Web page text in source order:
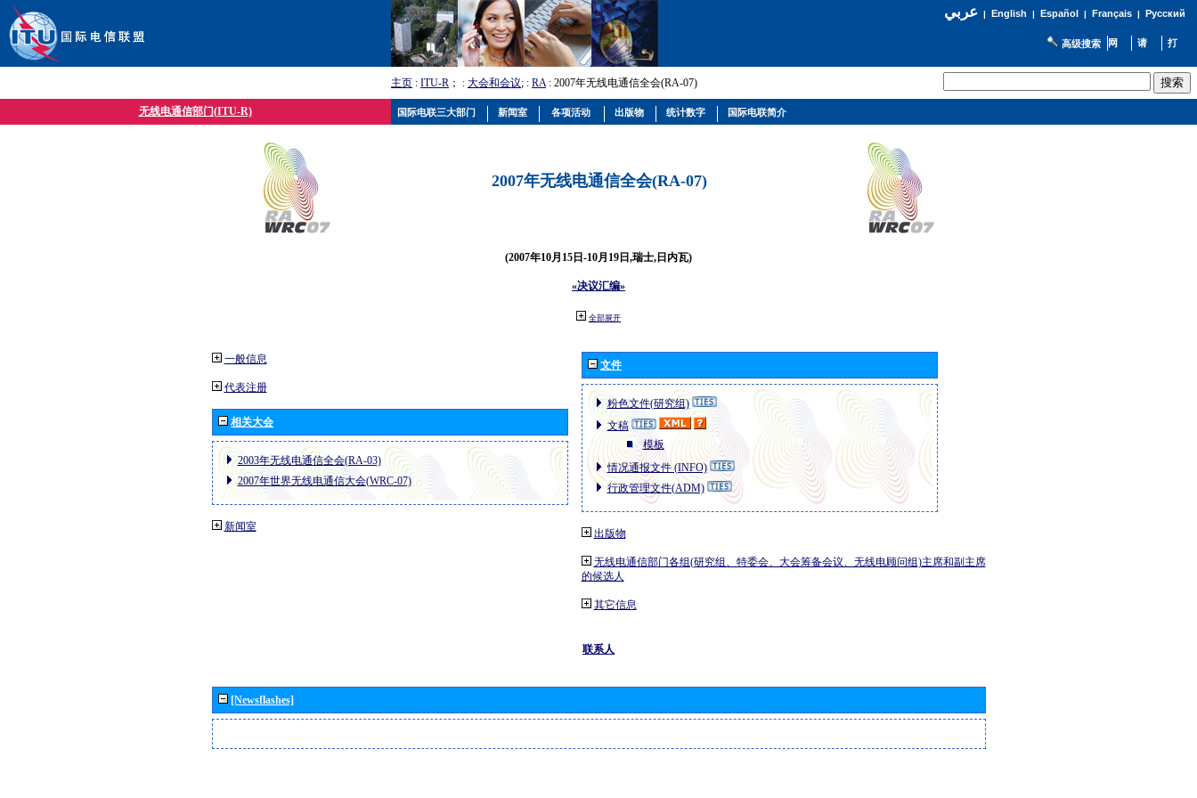
عربي| English | Español | Français| Русский
高级搜索
主页 : ITU-R ； : 大会和会议; : RA: 2007年无线电通信全会(RA-07)
无线电通信部门(ITU-R)
2007年无线电通信全会(RA-07)
(2007年10月15日-10月19日,瑞士,日内瓦)
«决议汇编»
全部展开
一般信息
代表注册
相关大会
2003年无线电通信全会(RA-03)
2007年世界无线电通信大会(WRC-07)
新闻室
文件
粉色文件(研究组)
文稿
模板
情况通报文件 (INFO)
行政管理文件(ADM)
出版物
无线电通信部门各组(研究组、特委会、大会筹备会议、无线电顾问组)主席和副主席
的候选人
其它信息
联系人
[Newsflashes]
国际电联三大部门 新闻室 各项活动 出版物 统计数字 国际电联简介